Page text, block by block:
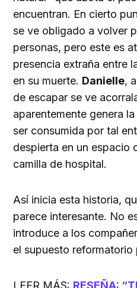
encuentran. En cierto
se ve obligado a volver
personas, pero este es
presencia extraña entre
en su muerte. Danielle,
de escapar se ve
aparentemente genera
ser consumida por tal
despierta en un espacio
camilla de hospital.
Así inicia esta historia,
parece interesante. No
introduce a los
el supuesto reformatorio
LEER MÁS: RESEÑA: